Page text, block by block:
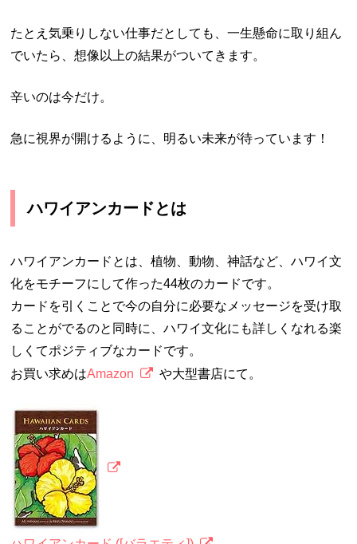
たとえ気乗りしない仕事だとしても、一生懸命に取り組ん
でいたら、想像以上の結果がついてきます。
辛いのは今だけ。
急に視界が開けるように、明るい未来が待っています！
ハワイアンカードとは
ハワイアンカードとは、植物、動物、神話など、ハワイ文
化をモチーフにして作った44枚のカードです。
カードを引くことで今の自分に必要なメッセージを受け取
ることがでるのと同時に、ハワイ文化にも詳しくなれる楽
しくてポジティブなカードです。
お買い求めはAmazon や大型書店にて。